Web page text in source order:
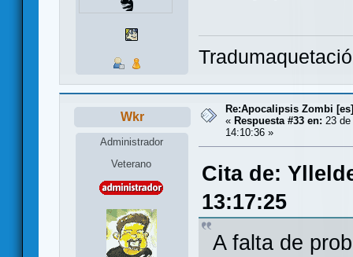
Wkr
Administrador
Veterano
Re:Apocalipsis Zombi [es]
« Respuesta #33 en: 23
14:10:36 »
Cita de:
13:17:25
A falta de